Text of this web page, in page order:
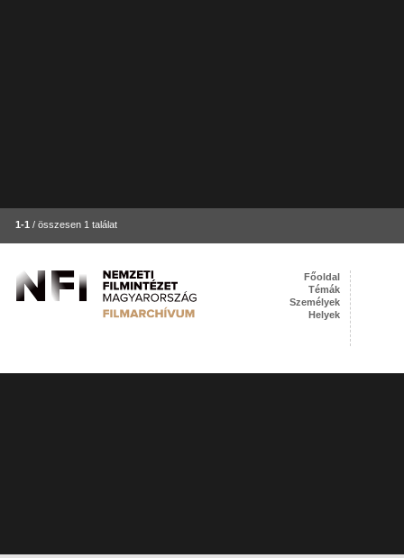
1-1 / összesen 1 találat
Főoldal
Témák
Személyek
Helyek